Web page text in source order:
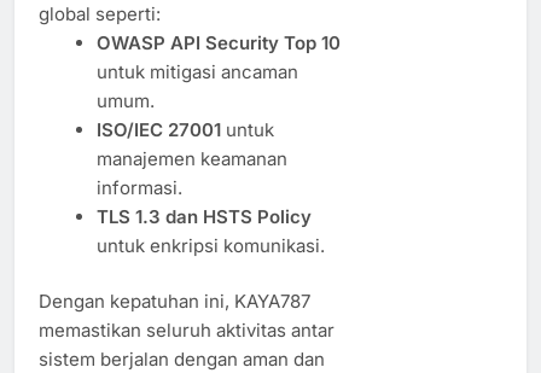
global seperti:
OWASP API Security Top 10
untuk mitigasi ancaman
umum.
ISO/IEC 27001untuk
manajemen keamanan
informasi.
TLS 1.3 dan HSTS Policy
untuk enkripsi komunikasi.
Dengan kepatuhan ini, KAYA787
memastikan seluruh aktivitas antar
sistem berjalan dengan aman dan